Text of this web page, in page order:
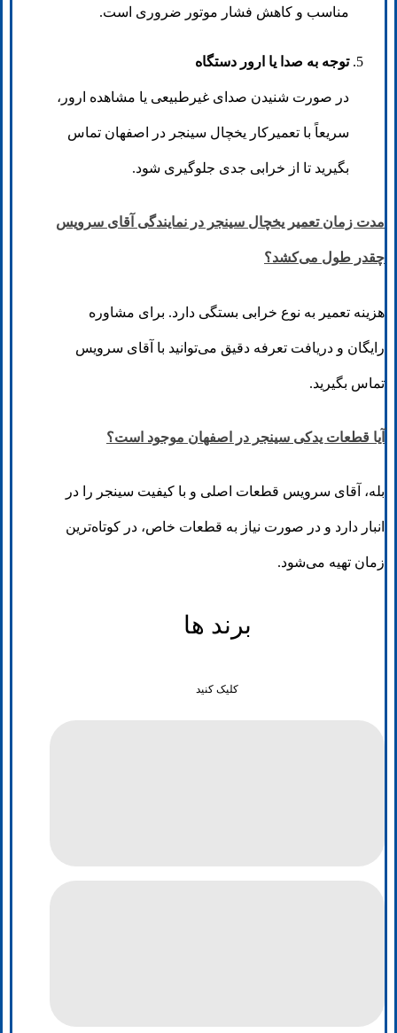
مناسب و کاهش فشار موتور ضروری است.
توجه به صدا یا ارور دستگاه
در صورت شنیدن صدای غیرطبیعی یا مشاهده ارور،
سریعاً با تعمیرکار یخچال سینجر در اصفهان تماس
بگیرید تا از خرابی جدی جلوگیری شود.
مدت زمان تعمیر یخچال سینجر در نمایندگی آقای سرویس
چقدر طول می‌کشد؟
هزینه تعمیر به نوع خرابی بستگی دارد. برای مشاوره
رایگان و دریافت تعرفه دقیق می‌توانید با آقای سرویس
تماس بگیرید.
آیا قطعات یدکی سینجر در اصفهان موجود است؟
بله، آقای سرویس قطعات اصلی و با کیفیت سینجر را در
انبار دارد و در صورت نیاز به قطعات خاص، در کوتاه‌ترین
زمان تهیه می‌شود.
برند ها
کلیک کنید